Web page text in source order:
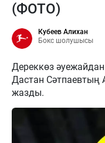
(ФОТО)
Кубеев Алихан
Бокс шолушысы
Дереккөз әуежайдан
Дастан Сәтпаевтың
жазды.